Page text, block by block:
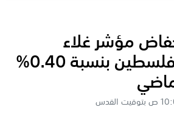
مؤشر غلاء
المعيشة في فلسطين بنسبة 0.40%